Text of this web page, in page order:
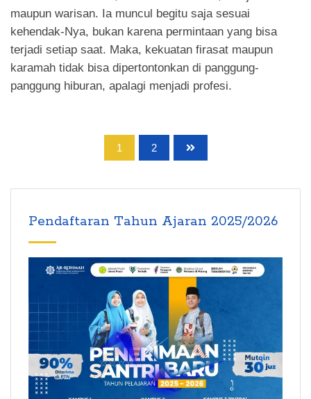
maupun warisan. Ia muncul begitu saja sesuai
kehendak-Nya, bukan karena permintaan yang bisa
terjadi setiap saat. Maka, kekuatan firasat maupun
karamah tidak bisa dipertontonkan di panggung-
panggung hiburan, apalagi menjadi profesi.
1 2
Pendaftaran Tahun Ajaran 2025/2026